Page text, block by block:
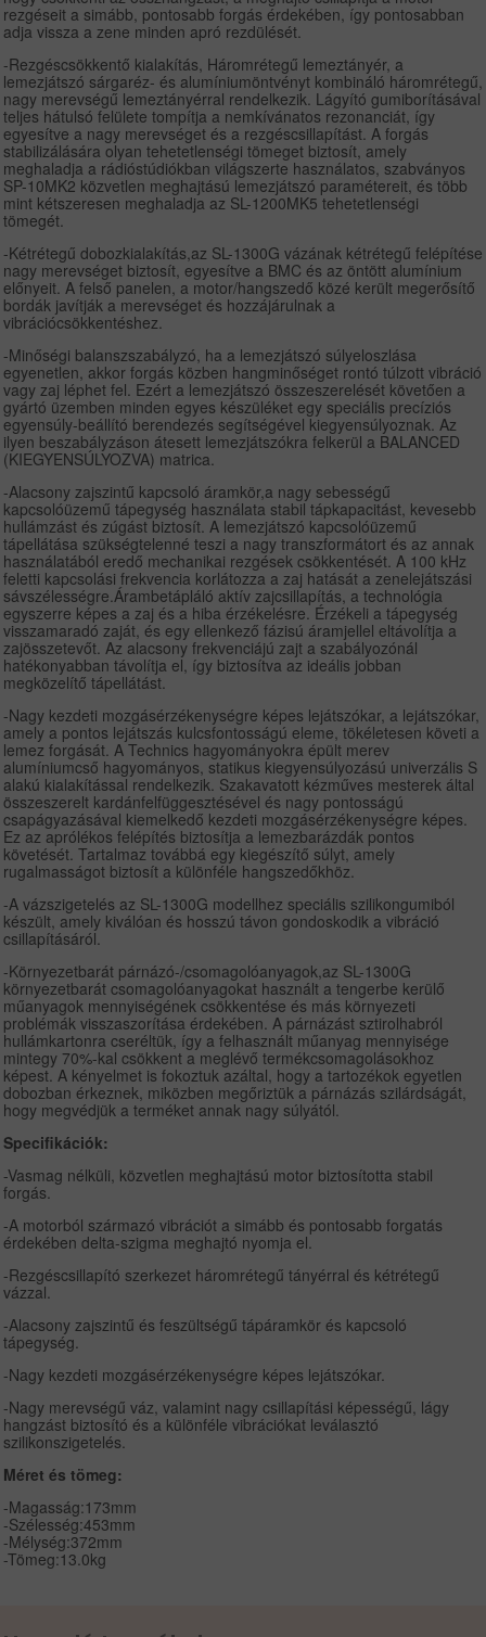
rezgéseit a simább, pontosabb forgás érdekében, így pontosabban
adja vissza a zene minden apró rezdülését.
-Rezgéscsökkentő kialakítás, Háromrétegű lemeztányér, a
lemezjátszó sárgaréz- és alumíniumöntvényt kombináló háromrétegű,
nagy merevségű lemeztányérral rendelkezik. Lágyító gumiborításával
teljes hátulsó felülete tompítja a nemkívánatos rezonanciát, így
egyesítve a nagy merevséget és a rezgéscsillapítást. A forgás
stabilizálására olyan tehetetlenségi tömeget biztosít, amely
meghaladja a rádióstúdiókban világszerte használatos, szabványos
SP-10MK2 közvetlen meghajtású lemezjátszó paramétereit, és több
mint kétszeresen meghaladja az SL-1200MK5 tehetetlenségi
tömegét.
-Kétrétegű dobozkialakítás,az SL-1300G vázának kétrétegű felépítése
nagy merevséget biztosít, egyesítve a BMC és az öntött alumínium
előnyeit. A felső panelen, a motor/hangszedő közé került megerősítő
bordák javítják a merevséget és hozzájárulnak a
vibrációcsökkentéshez.
-Minőségi balanszszabályzó, ha a lemezjátszó súlyeloszlása
egyenetlen, akkor forgás közben hangminőséget rontó túlzott vibráció
vagy zaj léphet fel. Ezért a lemezjátszó összeszerelését követően a
gyártó üzemben minden egyes készüléket egy speciális precíziós
egyensúly-beállító berendezés segítségével kiegyensúlyoznak. Az
ilyen beszabályzáson átesett lemezjátszókra felkerül a BALANCED
(KIEGYENSÚLYOZVA) matrica.
-Alacsony zajszintű kapcsoló áramkör,a nagy sebességű
kapcsolóüzemű tápegység használata stabil tápkapacitást, kevesebb
hullámzást és zúgást biztosít. A lemezjátszó kapcsolóüzemű
tápellátása szükségtelenné teszi a nagy transzformátort és az annak
használatából eredő mechanikai rezgések csökkentését. A 100 kHz
feletti kapcsolási frekvencia korlátozza a zaj hatását a zenelejátszási
sávszélességre.Árambetápláló aktív zajcsillapítás, a technológia
egyszerre képes a zaj és a hiba érzékelésre. Érzékeli a tápegység
visszamaradó zaját, és egy ellenkező fázisú áramjellel eltávolítja a
zajösszetevőt. Az alacsony frekvenciájú zajt a szabályozónál
hatékonyabban távolítja el, így biztosítva az ideális jobban
megközelítő tápellátást.
-Nagy kezdeti mozgásérzékenységre képes lejátszókar, a lejátszókar,
amely a pontos lejátszás kulcsfontosságú eleme, tökéletesen követi a
lemez forgását. A Technics hagyományokra épült merev
alumíniumcső hagyományos, statikus kiegyensúlyozású univerzális S
alakú kialakítással rendelkezik. Szakavatott kézműves mesterek által
összeszerelt kardánfelfüggesztésével és nagy pontosságú
csapágyazásával kiemelkedő kezdeti mozgásérzékenységre képes.
Ez az aprólékos felépítés biztosítja a lemezbarázdák pontos
követését. Tartalmaz továbbá egy kiegészítő súlyt, amely
rugalmasságot biztosít a különféle hangszedőkhöz.
-A vázszigetelés az SL-1300G modellhez speciális szilikongumiból
készült, amely kiválóan és hosszú távon gondoskodik a vibráció
csillapításáról.
-Környezetbarát párnázó-/csomagolóanyagok,az SL-1300G
környezetbarát csomagolóanyagokat használt a tengerbe kerülő
műanyagok mennyiségének csökkentése és más környezeti
problémák visszaszorítása érdekében. A párnázást sztirolhabról
hullámkartonra cseréltük, így a felhasznált műanyag mennyisége
mintegy 70%-kal csökkent a meglévő termékcsomagolásokhoz
képest. A kényelmet is fokoztuk azáltal, hogy a tartozékok egyetlen
dobozban érkeznek, miközben megőriztük a párnázás szilárdságát,
hogy megvédjük a terméket annak nagy súlyától.
Specifikációk:
-Vasmag nélküli, közvetlen meghajtású motor biztosította stabil
forgás.
-A motorból származó vibrációt a simább és pontosabb forgatás
érdekében delta-szigma meghajtó nyomja el.
-Rezgéscsillapító szerkezet háromrétegű tányérral és kétrétegű
vázzal.
-Alacsony zajszintű és feszültségű tápáramkör és kapcsoló
tápegység.
-Nagy kezdeti mozgásérzékenységre képes lejátszókar.
-Nagy merevségű váz, valamint nagy csillapítási képességű, lágy
hangzást biztosító és a különféle vibrációkat leválasztó
szilikonszigetelés.
Méret és tömeg:
-Magasság:173mm
-Szélesség:453mm
-Mélység:372mm
-Tömeg:13.0kg